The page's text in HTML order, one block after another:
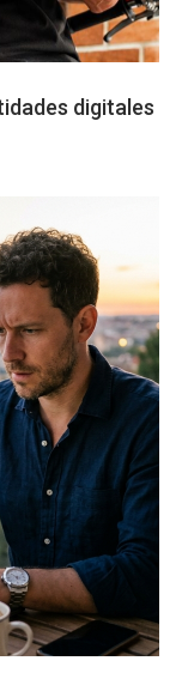
digitales